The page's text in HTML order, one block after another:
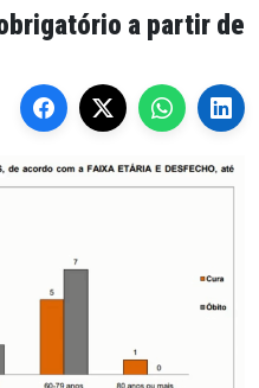
a partir de